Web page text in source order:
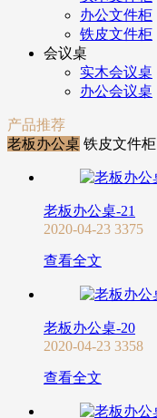
办公文件柜
铁皮文件柜
会议桌
实木会议桌
办公会议桌
产品推荐
老板办公桌 铁皮文件柜
老板办公桌-21
2020-04-23 3375
查看全文
老板办公桌-20
2020-04-23 3358
查看全文